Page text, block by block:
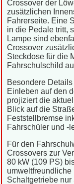
Crossover der
zusätzlichen
Fahrerseite. Eine
in die Pedale tritt,
Lampe sind
Crossover
Steckdose für die
Fahrschulschild
Besondere
Einleben auf den
projiziert die
Blick auf die
Feststellbremse
Fahrschüler und -
Für den
Crossovers zur
80 kW (109 PS)
umweltfreundliche
Schaltgetriebe